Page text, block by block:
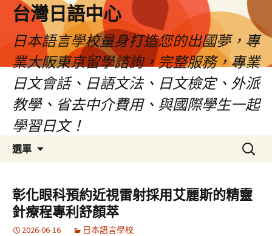
台灣日語中心
日本語言學校量身打造您的出國夢，專
業大阪東京留學諮詢，完整服務，專業
日文會話、日語文法、日文檢定、外派
教學、省去中介費用、與國際學生一起
學習日文！
選單
容
搜
尋
鍵
字:
彰化眼科預約近視雷射採用艾麗斯的精靈
針療程專利舒顏萃
2026-06-16 日本語言學校